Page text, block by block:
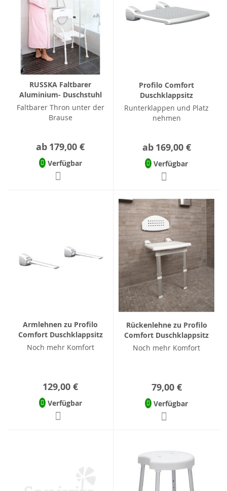
RUSSKA Faltbarer
Aluminium- Duschstuhl
Faltbarer Thron unter der
Brause
ab 179,00 €
Verfügbar
Profilo Comfort
Duschklappsitz
Runterklappen und Platz
nehmen
ab 169,00 €
Verfügbar
Armlehnen zu Profilo
Comfort Duschklappsitz
Noch mehr Komfort
129,00 €
Verfügbar
Rückenlehne zu Profilo
Comfort Duschklappsitz
Noch mehr Komfort
79,00 €
Verfügbar